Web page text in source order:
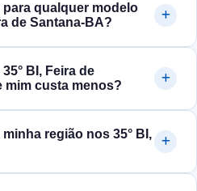
qualquer modelo
de Santana‑BA?
BI, Feira de
mim custa menos?
região nos 35° BI,